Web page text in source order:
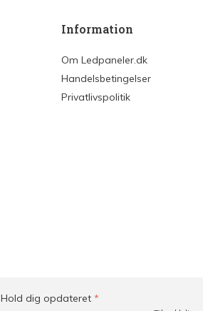
Information
Om Ledpaneler.dk
Handelsbetingelser
Privatlivspolitik
Hold dig opdateret *